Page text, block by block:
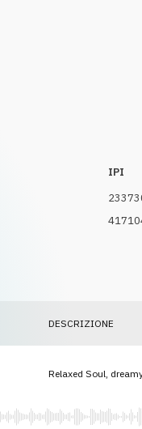
IPI
DESCRIZIONE
Relaxed Soul,